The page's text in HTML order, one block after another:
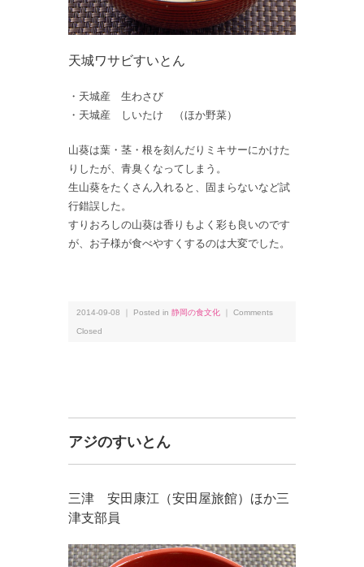
天城ワサビすいとん
・天城産 生わさび
・天城産 しいたけ （ほか野菜）
山葵は葉・茎・根を刻んだりミキサーにかけた
りしたが、青臭くなってしまう。
生山葵をたくさん入れると、固まらないなど試
行錯誤した。
すりおろしの山葵は香りもよく彩も良いのです
が、お子様が食べやすくするのは大変でした。
2014-09-08 ｜ Posted in 静岡の食文化 Comments
Closed
アジのすいとん
三津 安田康江（安田屋旅館）ほか三
津支部員